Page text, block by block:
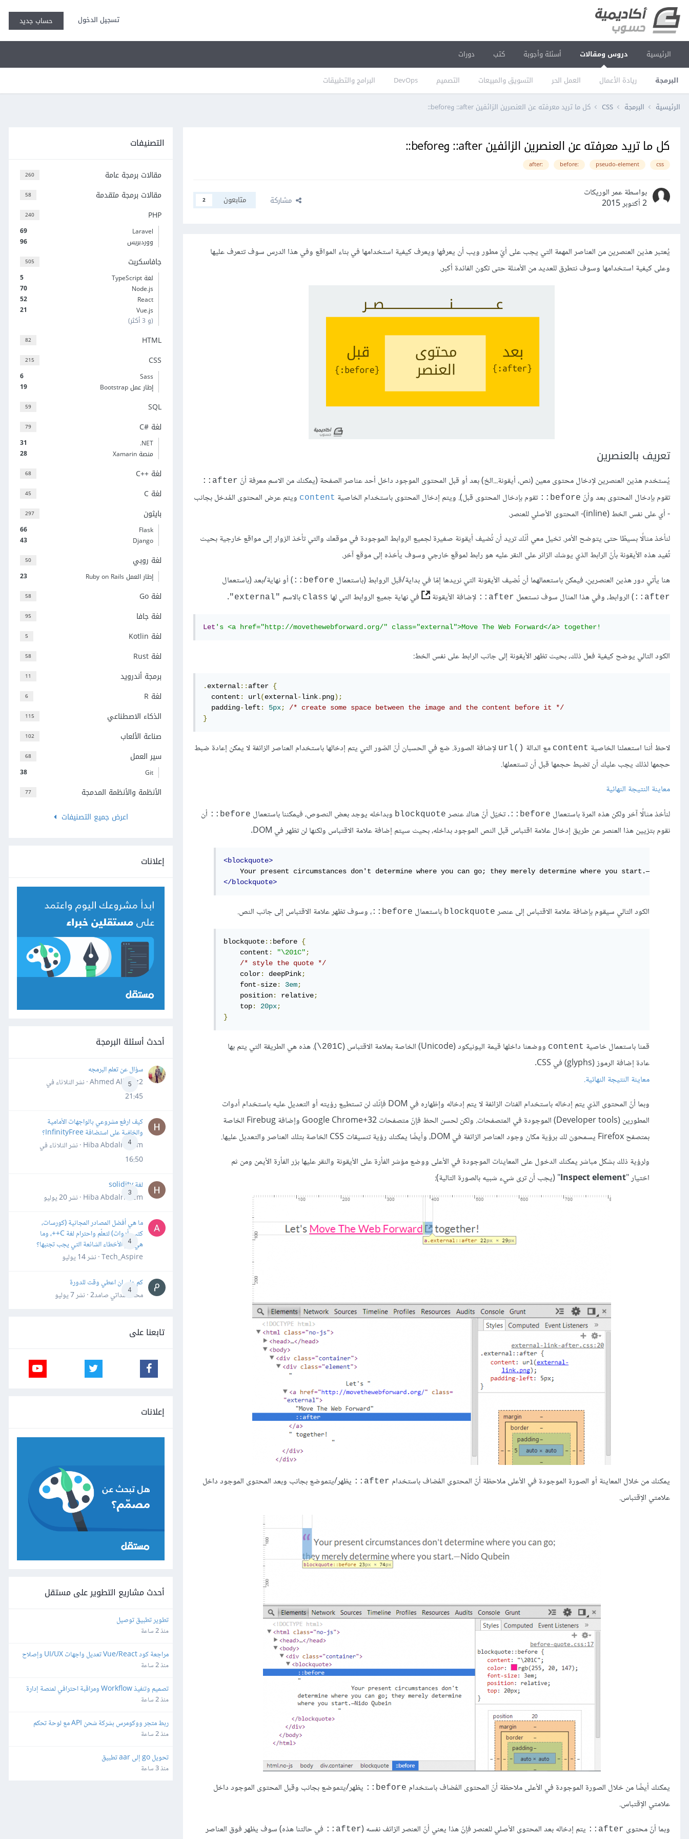
تسجيل الدخول حساب جديد
الرئيسية دروس ومقالات
البرمجة ريادة الأعمال العمل الحر التسويق والمبيعات التصميم DevOps البرامج والتطبيقات
أسئلة وأجوبة كتب دورات
الرئيسية البرمجة CSS كل ما تريد معرفته عن العنصرين الزائفين after:: وbefore::
كل ما تريد معرفته عن العنصرين الزائفين after:: وbefore::
css
pseudo-element
:before
:after
بواسطة عمر الوريكات
2 أكتوبر 2015
مشاركة متابعون 2
يُعتبر هذين العنصرين من العناصر المهمة التي يجب على أيّ مطور ويب أن يعرفها ويعرف كيفية استخدامها في بناء المواقع وفي هذا الدرس سوف تتعرف عليها
وعلى كيفية استخدامها وسوف نتطرق للعديد من الأمثلة حتى تكون الفائدة أكبر.
تعريف بالعنصرين
يُستخدم هذين العنصرين لإدخال محتوى معين (نص، أيقونة...الخ) بعد أو قبل المحتوى الموجود داخل أحد عناصر الصفحة (يمكنك من الاسم معرفة أنّ after::
تقوم بإدخال المحتوى بعد وأنّ before:: تقوم بإدخال المحتوى قبل). ويتم إدخال المحتوى باستخدام الخاصية content ويتم عرض المحتوى المُدخل بجانب
- أي على نفس الخط (inline)- المحتوى الأصلي للعنصر.
لنأخذ مثالًا بسيطًا حتى يتوضح الأمر. تخيل معي أنّك تريد أن تُضيف أيقونة صغيرة لجميع الروابط الموجودة في موقعك والتي تأخذ الزوار إلى مواقع خارجية بحيث
تُفيد هذه الأيقونة بأنّ الرابط الذي يوشك الزائر على النقر عليه هو رابط لموقع خارجي وسوف يأخذه إلى موقع آخر.
هنا يأتي دور هذين العنصرين، فيمكن باستعمالهما أن نُضيف الأيقونة التي نريدها إمّا في بداية/قبل الروابط (باستعمال before:: ) أو نهاية/بعد (باستعمال
after:: ) الروابط، وفي هذا المثال سوف نستعمل after:: لإضافة الأيقونة في نهاية جميع الروابط التي لها class بالاسم "external"
.
Let 's <a href="http://movethewebforward.org/" class="external">Move The Web Forward</a> together!
الكود التالي يوضح كيفية فعل ذلك، بحيث تظهر الأيقونة إلى جانب الرابط على نفس الخط:
. external:: after {
  content
: url(external-link. png);
  padding
-left : 5px;
/* create some space between the image and the content before it */
}
لاحظ أننا استعملنا الخاصية content مع الدالة ()url
لإضافة الصورة. ضع في الحسبان أنّ الصّور التي يتم إدخالها باستخدام العناصر الزائفة لا يمكن إعادة ضبط
حجمها لذلك يجب عليك أن تضبط حجمها قبل أن تستعملها.
معاينة النتيجة النهائية
لنأخذ مثالًا آخر ولكن هذه المرة باستعمال before:: . تخيّل أنّ هناك عنصر blockquote وبداخله يوجد بعض النصوص، فيمكننا باستعمال before::
أن
نقوم بتزيين هذا العنصر عن طريق إدخال علامة اقتباس قبل النص الموجود بداخله، بحيث سيتم إضافة علامة الاقتباس ولكنها لن تظهر في DOM.
<blockquote>
</blockquote>
الكود التالي سيقوم بإضافة علامة الاقتباس إلى عنصر blockquote باستعمال before:: ، وسوف تظهر علامة الاقتباس إلى جانب النص.
blockquote:: before {
    content
: "\201C" ;
/* style the quote */
    color
: deepPink;
    font
-size: 3em;
    position
: relative;
    top
: 20px;
}
قمنا باستعمال خاصية content ووضعنا داخلها قيمة اليونيكود (Unicode) الخاصة بعلامة الاقتباس ( 201C\
). هذه هي الطريقة التي يتم بها
عادة إضافة الرموز (glyphs) في CSS.
معاينة النتيجة النهائية.
وبما أنّ المحتوى الذي يتم إدخاله باستخدام الفئات الزائفة لا يتم إدخاله وإظهاره في DOM فإنّك لن تستطيع رؤيته أو التعديل عليه باستخدام أدوات
المطورين (Developer tools) الموجودة في المتصفحات. ولكن لحسن الحظ فإنّ متصفحات Google Chrome+32 وإضافة Firebug الخاصة
بمتصفح Firefox يسمحون لك برؤية مكان وجود العناصر الزائفة في DOM، وأيضًا يمكنك رؤية تنسيقات CSS الخاصة بتلك العناصر والتعديل عليها.
ولرؤية ذلك بشكل مباشر يمكنك الدخول على المعاينات الموجودة في الأعلى ووضع مؤشر الفأرة على الأيقونة والنقر عليها بزر الفأرة الأيمن ومن ثم
اختيار "Inspect element" (يجب أن ترى شيء شبيه بالصورة التالية):
يمكنك من خلال المعاينة أو الصورة الموجودة في الأعلى ملاحظة أنّ المحتوى المُضاف باستخدام after::
يظهر/يتموضع بجانب وبعد المحتوى الموجود داخل
علامتي الإقتباس.
يمكنك أيضًا من خلال الصورة الموجودة في الأعلى ملاحظة أنّ المحتوى المُضاف باستخدام before::
يظهر/يتموضع بجانب وقبل المحتوى الموجود داخل
علامتي الإقتباس.
وبما أنّ محتوى after:: يتم إدخاله بعد المحتوى الأصلي للعنصر فإنّ هذا يعني أنّ العنصر الزائف نفسه (after::
في حالتنا هذه) سوف يظهر فوق العناصر
التصنيفات
260 مقالات برمجة عامة
58 مقالات برمجة متقدمة
240 PHP
69
Laravel
96
ووردبريس
505 جافاسكربت
5
لغة TypeScript
70
Node.js
52
React
21
Vue.js
(و 3 أكثر)
82 HTML
215 CSS
6
Sass
19
إطار عمل Bootstrap
59 SQL
79 لغة C#‎
31
‎.NET
28
منصة Xamarin
68 لغة C++‎
45 لغة C
297 بايثون
66
Flask
43
Django
50 لغة روبي
23 إطار العمل Ruby on Rails
58 لغة Go
95 لغة جافا
5 لغة Kotlin
58 لغة Rust
11 برمجة أندرويد
6 لغة R
115 الذكاء الاصطناعي
102 صناعة الألعاب
68 سير العمل
38 Git
77
الأنظمة والأنظمة المدمجة
اعرض جميع التصنيفات
إعلانات
أحدث أسئلة البرمجة
5
سؤال عن تعلم البرمجه
Ahmed Alhafiz2 · نشر
الثلاثاء في
21:45
4
كيف ارفع مشروعي بالواجهات الأمامية
والخلفية على استضافة InfinityFree؟
Hiba Abdalrheem · نشر
الثلاثاء في
16:50
3
لغة solidity
Hiba Abdalrheem · نشر
20 يوليو
4
ما هي أفضل المصادر المجانية (كورسات،
كتب، أدوات) لتعلّم واحترام لغة C++، وما
هي أهم الأخطاء الشائعة التي يجب تجنبها؟
Tech_Aspire · نشر
14 يوليو
4
كم علي ان اعطي وقت للدورة
محمد سداتي صامد2 · نشر
7 يوليو
تابعنا على
إعلانات
أحدث مشاريع التطوير على مستقل
تطوير تطبيق توصيل
منذ 2 ساعة
ثغرات
منذ 2 ساعة
شبكات وميكروتك مبنية على Laravel/Radius
منذ 2 ساعة
مخصصة
منذ 2 ساعة
تحويل go إلى aar تطبيق
منذ 3 ساعة